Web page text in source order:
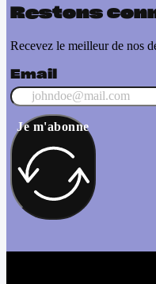
Restons
Recevez le meilleur de nos
Email
Je m'abonne